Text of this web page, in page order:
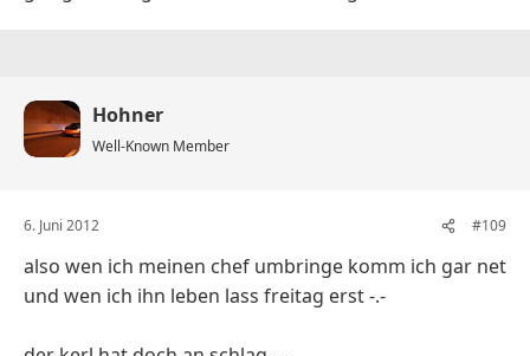
Hohner
Well-Known Member
6. Juni 2012 #109
also wen ich meinen chef umbringe komm ich gar net
und wen ich ihn leben lass freitag erst -.-